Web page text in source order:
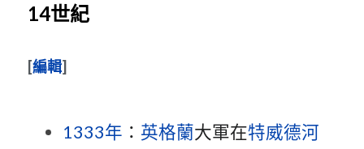
14世紀
[編輯]
1333年 ： 英格蘭大軍在特威德河